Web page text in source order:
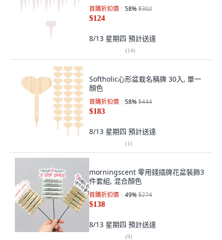
首購折扣價 58%$302
$124
8/13 星期四 預計送達
(14)
Softholic心形盆栽名稱牌 30入, 單一
顏色
首購折扣價 58%$444
$183
8/13 星期四 預計送達
(1)
morningscent 零用錢插牌花盆裝飾3
件套組, 混合顏色
首購折扣價 49%$274
$138
8/13 星期四 預計送達
(9)